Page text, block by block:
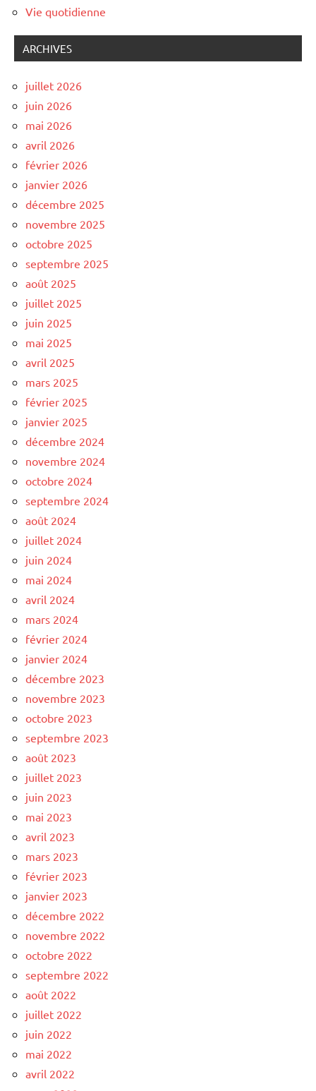
Vie quotidienne
ARCHIVES
juillet 2026
juin 2026
mai 2026
avril 2026
février 2026
janvier 2026
décembre 2025
novembre 2025
octobre 2025
septembre 2025
août 2025
juillet 2025
juin 2025
mai 2025
avril 2025
mars 2025
février 2025
janvier 2025
décembre 2024
novembre 2024
octobre 2024
septembre 2024
août 2024
juillet 2024
juin 2024
mai 2024
avril 2024
mars 2024
février 2024
janvier 2024
décembre 2023
novembre 2023
octobre 2023
septembre 2023
août 2023
juillet 2023
juin 2023
mai 2023
avril 2023
mars 2023
février 2023
janvier 2023
décembre 2022
novembre 2022
octobre 2022
septembre 2022
août 2022
juillet 2022
juin 2022
mai 2022
avril 2022